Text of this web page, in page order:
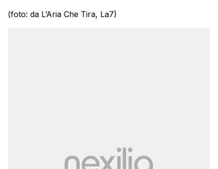
(foto: da L’Aria Che Tira, La7)